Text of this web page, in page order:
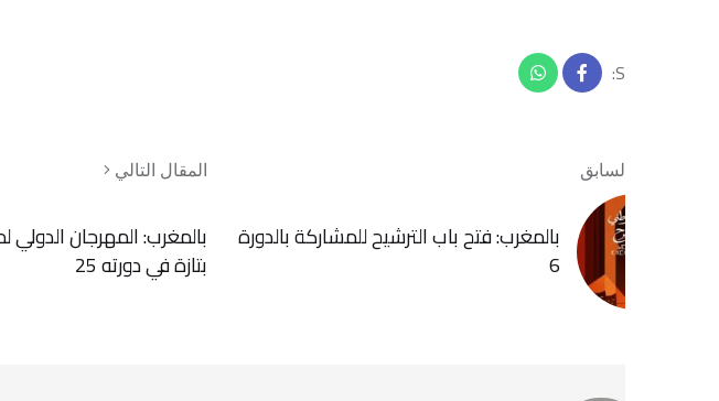
بالمغرب: فتح باب الترشيح للمشاركة بالدورة
المقال التالي
بالمغرب: المهرجان الدولي لمسرح الطفل
بتازة في دورته 25